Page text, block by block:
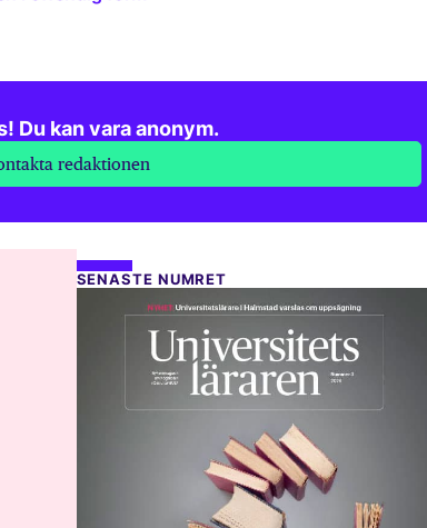
Du kan vara anonym.
redaktionen
SENASTE NUMRET